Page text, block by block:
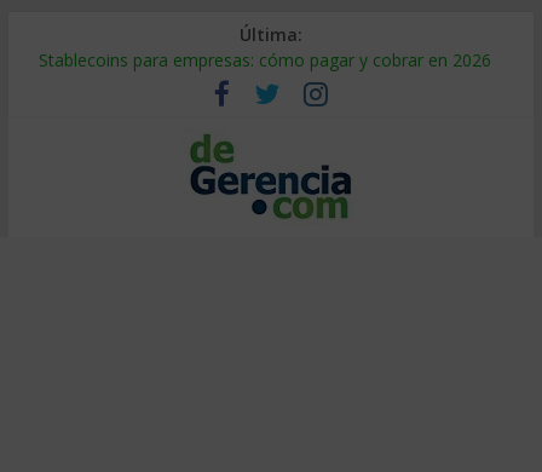
Última:
Stablecoins para empresas: cómo pagar y cobrar en 2026
Despido silencioso: qué es y por qué sale tan caro
IA en selección de personal: cómo auditarla a tiempo
Trabajo forzoso en la cadena de suministro: qué hacer
Mercado hispano de EE. UU.: cómo segmentarlo y venderle